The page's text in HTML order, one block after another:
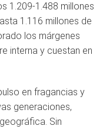
1.209-1.488 millones
1.116 millones de
los márgenes
interna y cuestan en
en fragancias y
generaciones,
Sin